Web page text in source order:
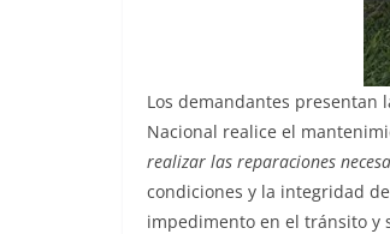
Los demandantes presentan
Nacional realice el
realizar las reparaciones
condiciones y la integridad
impedimento en el tránsito y